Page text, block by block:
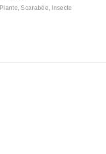
Plante, Scarabée, Insecte